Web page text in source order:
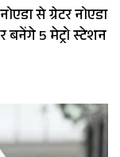
से ग्रेटर नोएडा
बनेंगे 5 मेट्रो स्टेशन